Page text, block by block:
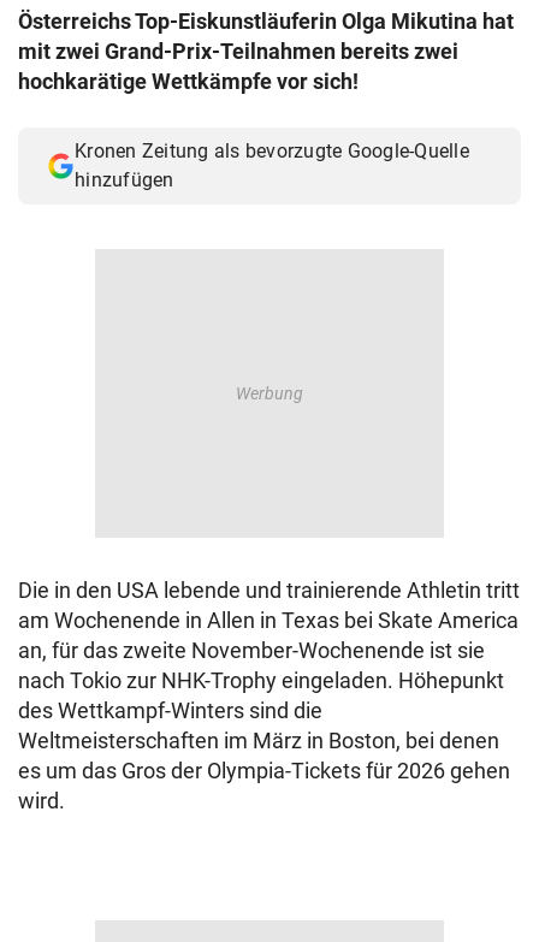
search
eingeben
© Krone Multimedia GmbH & Co KG 2026
Muthgasse 2, 1190 Wien
Österreichs Top-Eiskunstläuferin Olga Mikutina hat
mit zwei Grand-Prix-Teilnahmen bereits zwei
hochkarätige Wettkämpfe vor sich!
Kronen Zeitung als bevorzugte Google-Quelle
hinzufügen
Die in den USA lebende und trainierende Athletin tritt
am Wochenende in Allen in Texas bei Skate America
an, für das zweite November-Wochenende ist sie
nach Tokio zur NHK-Trophy eingeladen. Höhepunkt
des Wettkampf-Winters sind die
Weltmeisterschaften im März in Boston, bei denen
es um das Gros der Olympia-Tickets für 2026 gehen
wird.